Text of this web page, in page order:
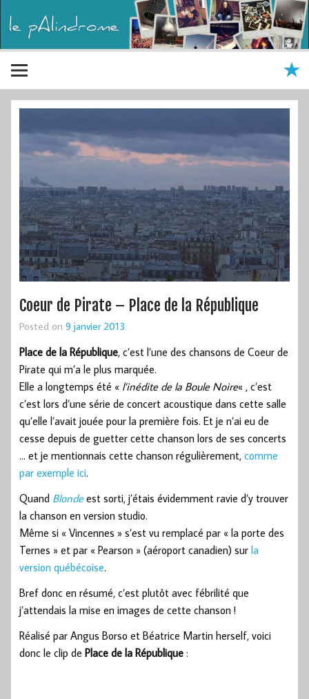
Coeur de Pirate – Place de la République
Posted on 9 janvier 2013
Place de la République, c’est l’une des chansons de Coeur de
Pirate qui m’a le plus marquée.
Elle a longtemps été « l’inédite de la Boule Noire« , c’est
c’est lors d’une série de concert acoustique dans cette salle
qu’elle l’avait jouée pour la première fois. Et je n’ai eu de
cesse depuis de guetter cette chanson lors de ses concerts
… et je mentionnais cette chanson régulièrement, comme
par exemple ici.
Quand Blondeest sorti, j’étais évidemment ravie d’y trouver
la chanson en version studio.
Même si « Vincennes » s’est vu remplacé par « la porte des
Ternes » et par « Pearson » (aéroport canadien) sur la
version québécoise.
Bref donc en résumé, c’est plutôt avec fébrilité que
j’attendais la mise en images de cette chanson !
Réalisé par Angus Borso et Béatrice Martin herself, voici
donc le clip de Place de la République :